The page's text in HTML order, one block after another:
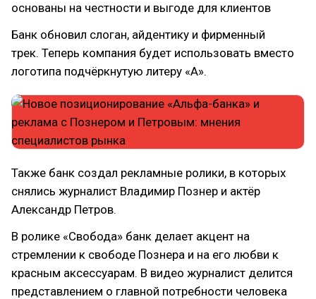
основаны на честности и выгоде для клиентов
Банк обновил слоган, айдентику и фирменный
трек. Теперь компания будет использовать вместо
логотипа подчёркнутую литеру «А».
Также банк создал рекламные ролики, в которых
снялись журналист Владимир Познер и актёр
Александр Петров.
В ролике «Свобода» банк делает акцент на
стремлении к свободе Познера и на его любви к
красным аксессуарам. В видео журналист делится
представлением о главной потребности человека